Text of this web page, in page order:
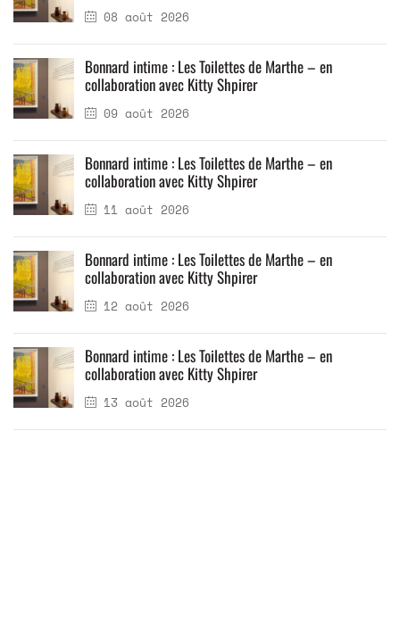
08 août 2026
09 août 2026
Bonnard intime : Les Toilettes de Marthe – en
collaboration avec Kitty Shpirer
11 août 2026
Bonnard intime : Les Toilettes de Marthe – en
collaboration avec Kitty Shpirer
12 août 2026
Bonnard intime : Les Toilettes de Marthe – en
collaboration avec Kitty Shpirer
13 août 2026
Bonnard intime : Les Toilettes de Marthe – en
collaboration avec Kitty Shpirer